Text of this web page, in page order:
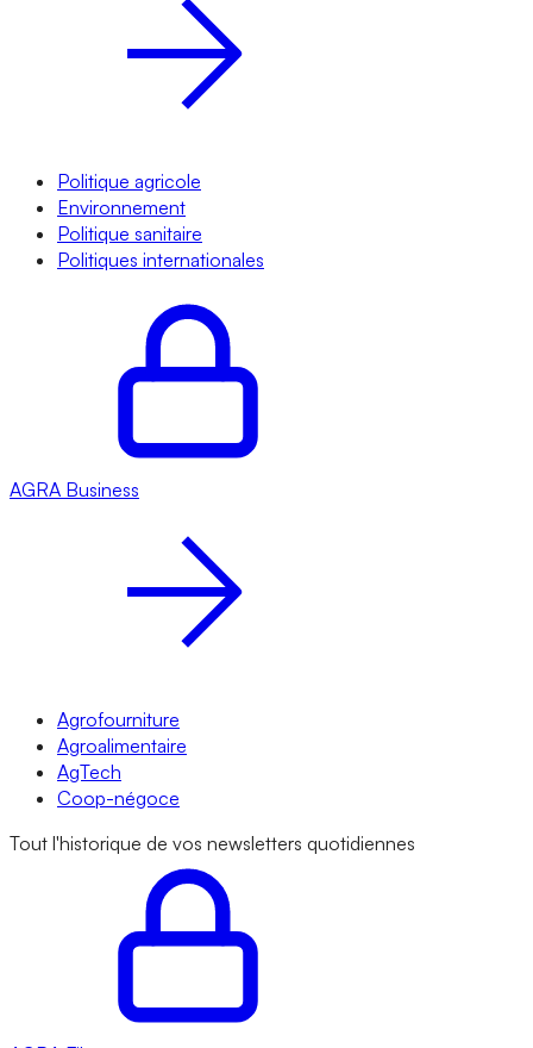
Politique agricole
Environnement
Politique sanitaire
Politiques internationales
AGRA Business
Agrofourniture
Agroalimentaire
AgTech
Coop-négoce
Tout l'historique de vos newsletters quotidiennes